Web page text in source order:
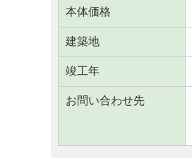
本体価格
建築地
竣工年
お問い合わせ先